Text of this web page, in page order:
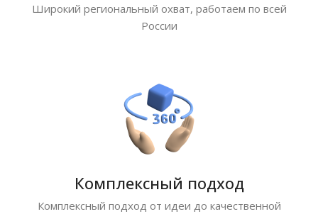
Широкий региональный охват, работаем по всей
России
Комплексный подход
Комплексный подход от идеи до качественной